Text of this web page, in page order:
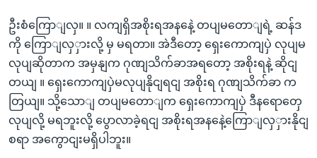
ဦးစံကြောျလှ။ ။ လကျရှိအစိုးရအနနေဲ့ တပျမတောျရဲ့ ဆန်ဒ
ကို ကြောျလှှားလို့ မှ မရတာ။ အဲဒီတော့ ရှေးကောကျပှဲ လုပျမ
လုပျဆိုတာက အမှနျက ဂုဏျသိက်ခာအရတော့ အစိုးရနဲ့ ဆိုငျ
တယျ ။ ရှေးကောကျပှဲမလုပျနိုငျရငျ အစိုးရ ဂုဏျသိက်ခာ က
တြယျ။ သို့သောျ တပျမတောျက ရှေးကောကျပှဲ ဒီနရောတှေ
လုပျလို့ မရဘူးလို့ ပွောလာခဲ့ရငျ အစိုးရအနနေဲ့ကြောျလှှားနိုငျ
စရာ အကွောငျးမရှိပါဘူး။